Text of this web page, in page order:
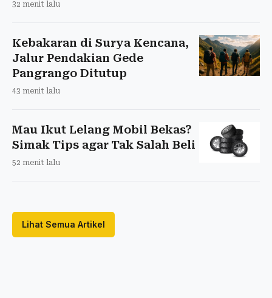
32 menit lalu
Kebakaran di Surya Kencana,
Jalur Pendakian Gede
Pangrango Ditutup
43 menit lalu
Mau Ikut Lelang Mobil Bekas?
Simak Tips agar Tak Salah Beli
52 menit lalu
Lihat Semua Artikel